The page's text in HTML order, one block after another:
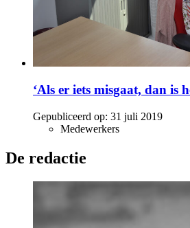
‘Als er iets misgaat, dan is
Gepubliceerd op: 31 juli 2019
Medewerkers
De redactie